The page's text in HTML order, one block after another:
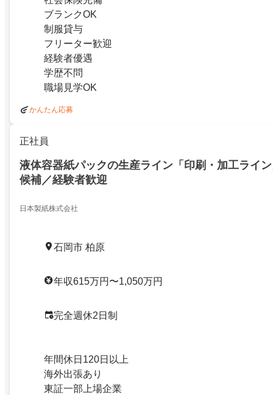
ブランクOK
制服貸与
フリーター歓迎
経験者優遇
学歴不問
職場見学OK
かんたん応募
正社員
液体容器紙パックの生産ライン「印刷・加工ライ
候補／経験者歓迎
日本製紙株式会社
石岡市 柏原
年収615万円〜1,050万円
完全週休2日制
年間休日120日以上
海外出張あり
東証一部上場企業